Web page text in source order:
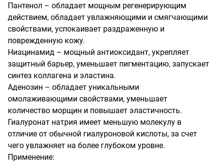
Пантенол – обладает мощным регенерирующим
действием, обладает увлажняющими и смягчающими
свойствами, успокаивает раздраженную и
поврежденную кожу.
Ниацинамид – мощный антиоксидант, укрепляет
защитный барьер, уменьшает пигментацию, запускает
синтез коллагена и эластина.
Аденозин – обладает уникальными
омолаживающими свойствами, уменьшает
количество морщин и повышает эластичность.
Гиалуронат натрия имеет меньшую молекулу в
отличие от обычной гиалуроновой кислоты, за счет
чего увлажняет на более глубоком уровне.
Применение: